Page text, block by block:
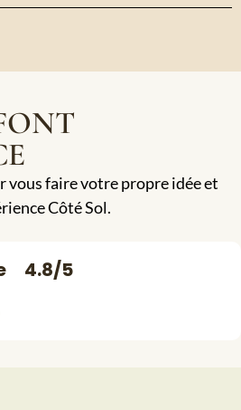
vous faire votre propre idée et
Côté Sol.
4.8/5